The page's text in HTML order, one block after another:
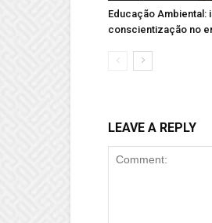
Educação Ambiental:
conscientização no
LEAVE A REPLY